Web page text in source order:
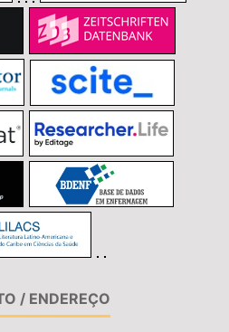
/ ENDEREÇO